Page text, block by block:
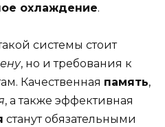
охлаждение.
системы стоит
, но и требования к
Качественная память,
, а также эффективная
станут обязательными